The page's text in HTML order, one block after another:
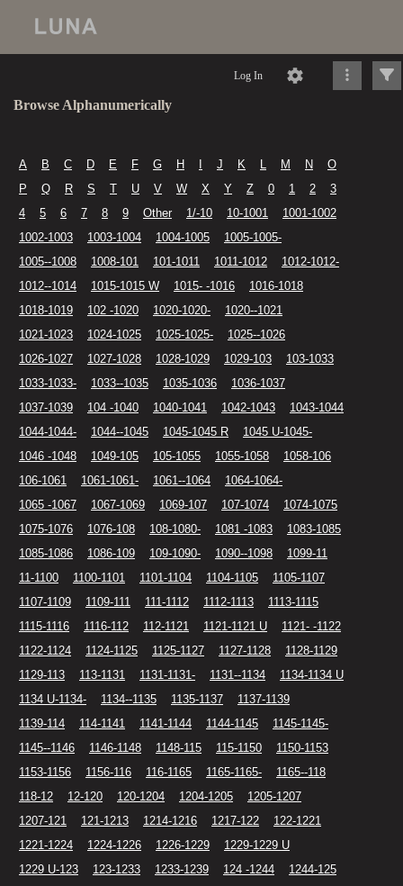
Log In
Browse Alphanumerically
A B C D E F G H J K L M N
O
P
Q R S T U V W X Y Z 0 1 2
3
4
5 6 7 8 9 Other 1/-10 10-1001
1001-1002
1002-1003
1003-1004 1004-1005
1005-1005-
1005--1008
1008-101 101-1011 1011-1012
1012-1012-
1012--1014
1015-1015 W 1015- -1016
1016-1018
1018-1019
102 -1020 1020-1020-
1020--1021
1021-1023
1024-1025 1025-1025-
1025--1026
1026-1027
1027-1028 1028-1029 1029-103
103-1033
1033-1033-
1033--1035 1035-1036
1036-1037
1037-1039
104 -1040 1040-1041 1042-1043
1043-1044
1044-1044-
1044--1045 1045-1045 R
1045 U-1045-
1046 -1048
1049-105 105-1055 1055-1058
1058-106
106-1061
1061-1061- 1061--1064
1064-1064-
1065 -1067
1067-1069 1069-107 107-1074
1074-1075
1075-1076
1076-108 108-1080- 1081 -1083
1083-1085
1085-1086
1086-109 109-1090- 1090--1098
1099-11
11-1100
1100-1101 1101-1104 1104-1105
1105-1107
1107-1109
1109-111 111-1112 1112-1113
1113-1115
1115-1116
1116-112 112-1121 1121-1121 U
1121- -1122
1122-1124
1124-1125 1125-1127 1127-1128
1128-1129
1129-113
113-1131 1131-1131- 1131--1134
1134-1134 U
1134 U-1134-
1134--1135 1135-1137
1137-1139
1139-114
114-1141 1141-1144 1144-1145
1145-1145-
1145--1146
1146-1148 1148-115 115-1150
1150-1153
1153-1156
1156-116 116-1165 1165-1165-
1165--118
118-12
12-120 120-1204 1204-1205
1205-1207
1207-121
121-1213 1214-1216 1217-122
122-1221
1221-1224
1224-1226 1226-1229
1229-1229 U
1229 U-123
123-1233 1233-1239 124 -1244
1244-125